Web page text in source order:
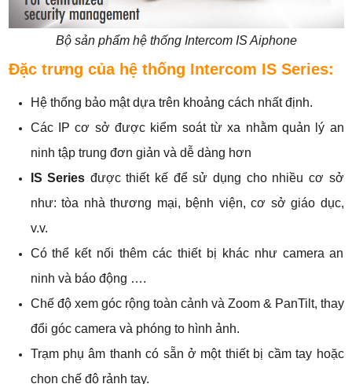
Bộ sản phẩm hệ thống Intercom IS Aiphone
Đặc trưng của hệ thống Intercom IS Series:
Hệ thống bảo mật dựa trên khoảng cách nhất định.
Các IP cơ sở được kiểm soát từ xa nhằm quản lý an
ninh tập trung đơn giản và dễ dàng hơn
IS Series được thiết kế để sử dụng cho nhiều cơ sở
như: tòa nhà thương mại, bệnh viện, cơ sở giáo dục,
v.v.
Có thể kết nối thêm các thiết bị khác như camera an
ninh và báo động ….
Chế độ xem góc rộng toàn cảnh và Zoom & PanTilt, thay
đổi góc camera và phóng to hình ảnh.
Trạm phụ âm thanh có sẵn ở một thiết bị cầm tay hoặc
chọn chế độ rảnh tay.